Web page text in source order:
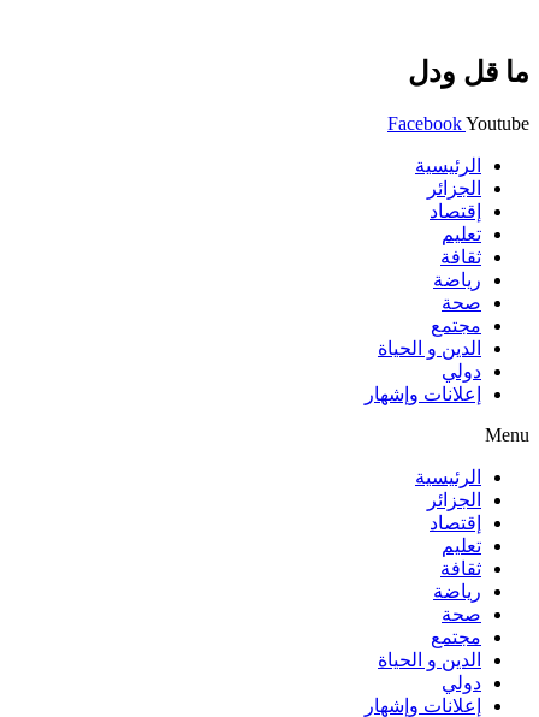
ما قل ودل
FacebookYoutube
الرئيسية
الجزائر
إقتصاد
تعليم
ثقافة
رياضة
صحة
مجتمع
الدين و الحياة
دولي
إعلانات وإشهار
Menu
الرئيسية
الجزائر
إقتصاد
تعليم
ثقافة
رياضة
صحة
مجتمع
الدين و الحياة
دولي
إعلانات وإشهار